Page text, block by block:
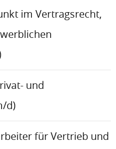
im Vertragsrecht,
und
d)
für Vertrieb und